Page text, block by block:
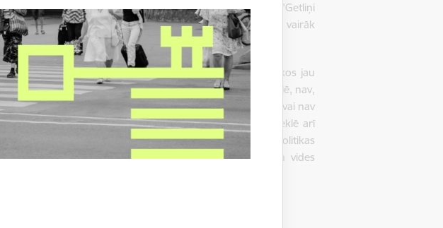
sodu pašvaldībai 500 000 eiro apmērā, bet SIA "Getliņi
– 385 000 eiro. Sākotnēji paredzētais soda apmērs bija vairāk
jau ierastajā režīmā – atkritumus apsaimniekos jau
pēc zonālā sadalījuma. Vai viss ir kārtībā un atrisināts? Nē, nav,
tirgus atkritumu apsaimniekošanā patiešām ir brīvs un vai nav
lai šo stāvokli kaut kā uzlabotu. Iespējams, ir jāmeklē arī
nopietnāku lomu atkritumu apsaimniekošanas politikas
kurš darbojas arī atbildīgajā Rīgas domes Mājokļu un vides